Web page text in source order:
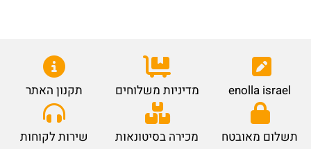
enolla israel מדיניות משלוחים תקנון האתר
תשלום מאובטח מכירה בסיטונאות שירות לקוחות